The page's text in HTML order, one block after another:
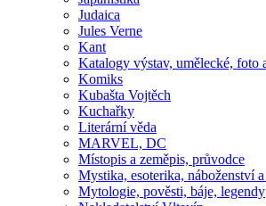
Judaica
Jules Verne
Kant
Katalogy výstav, umělecké, foto
Komiks
Kubašta Vojtěch
Kuchařky
Literární věda
MARVEL, DC
Místopis a zeměpis, průvodce
Mystika, esoterika, náboženství
Mytologie, pověsti, báje, legendy